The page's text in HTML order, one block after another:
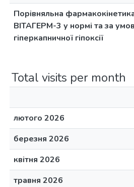
Порівняльна
ВІТАГЕРМ-3 у нормі та за
гіперкапничної гіпоксії
Total visits per month
лютого 2026
березня 2026
квітня 2026
травня 2026